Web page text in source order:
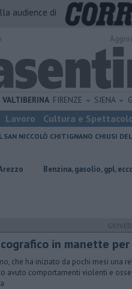
audience di
VALTIBERINA FIRENZE SIENA
Lavoro Cultura e
SAN NICCOLÒ CHITIGNANO CHIUSI
gasolio, gpl, ecco dove
in manette
che ha iniziato da pochi mesi una
avuto comportamenti violenti e